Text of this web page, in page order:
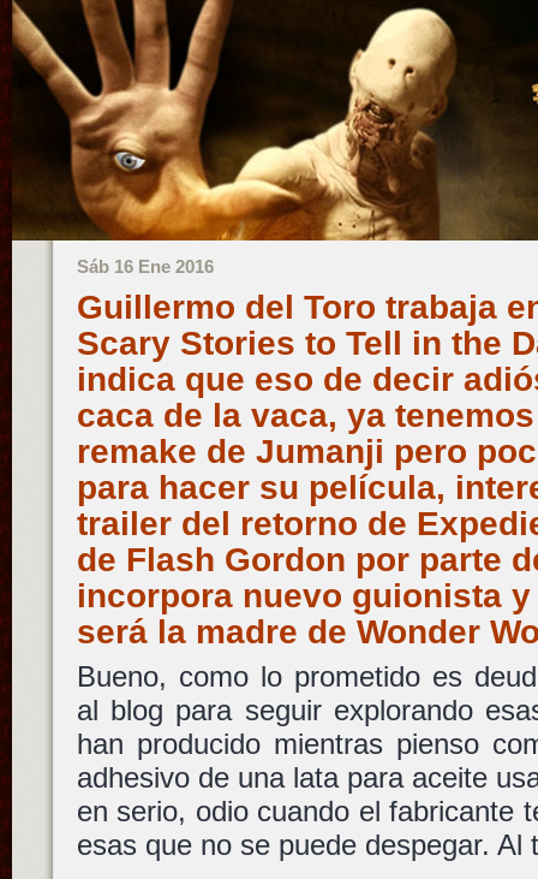
Sáb 16 Ene 2016
Guillermo del Toro trabaja
Scary Stories to Tell in the
indica que eso de decir
caca de la vaca, ya
remake de Jumanji pero
para hacer su película,
trailer del retorno de
de Flash Gordon por parte
incorpora nuevo guionista
será la madre de Wonder
Bueno, como lo prometido es
al blog para seguir explorando
han producido mientras pienso
adhesivo de una lata para aceite
en serio, odio cuando el fabricante
esas que no se puede despegar. Al